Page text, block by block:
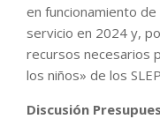
en funcionamiento
servicio en 2024 y,
recursos necesarios
los niños» de los
Discusión